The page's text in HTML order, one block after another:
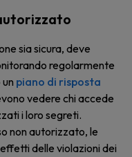
sia sicura, deve
regolarmente
piano di risposta
vedere chi accede
i loro segreti.
non autorizzato, le
delle violazioni dei